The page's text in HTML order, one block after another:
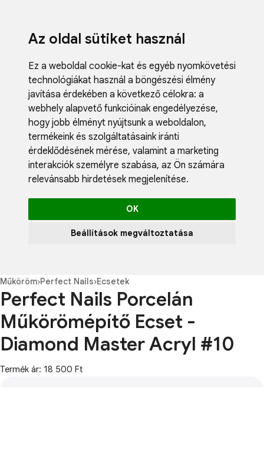
Az oldal sütiket használ
Ez a weboldal cookie-kat és egyéb nyomkövetési
technológiákat használ a böngészési élmény
javítása érdekében a következő célokra: a
webhely alapvető funkcióinak engedélyezése,
hogy jobb élményt nyújtsunk a weboldalon,
termékeink és szolgáltatásaink iránti
érdeklődésének mérése, valamint a marketing
interakciók személyre szabása, az Ön számára
relevánsabb hirdetések megjelenítése.
OK
Beállítások megváltoztatása
Blog
Műköröm›Perfect Nails›Ecsetek
Perfect Nails Porcelán
Műkörömépítő Ecset -
Diamond Master Acryl #10
Termék ár: 18 500 Ft